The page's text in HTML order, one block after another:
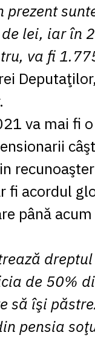
lei, iar în
va fi
va mai fi
fi acordul
până
de 50%
să îşi
pensia